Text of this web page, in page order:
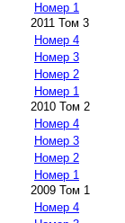
Номер 1
2011 Том 3
Номер 4
Номер 3
Номер 2
Номер 1
2010 Том 2
Номер 4
Номер 3
Номер 2
Номер 1
2009 Том 1
Номер 4